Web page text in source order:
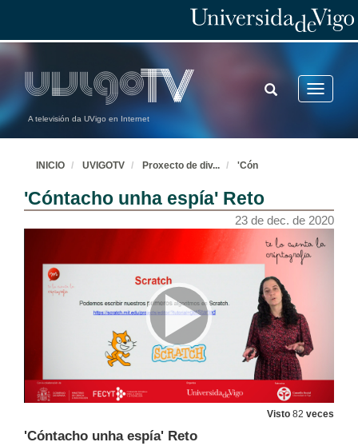
A televisión da UVigo en Internet
Toggle
TOGGLE
SEARCH
INICIO UVIGOTV Proxecto de div... 'Cón
'Cóntacho unha espía' Reto
23 de dec. de 2020
Visto 82 veces
'Cóntacho unha espía' Reto